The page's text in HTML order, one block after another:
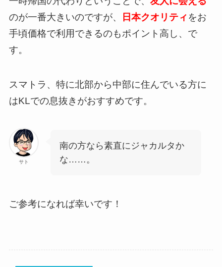
のが一番大きいのですが、
日本クオリティ をお
手頃価格で利用できるのもポイント高し、で
す。
スマトラ、特に北部から中部に住んでいる方に
はKLでの息抜きがおすすめです。
サト
南の方なら素直にジャカルタか
な……。
ご参考になれば幸いです！